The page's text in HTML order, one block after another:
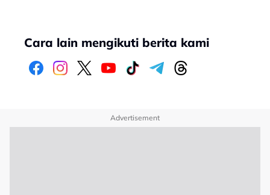
Cara lain mengikuti berita kami
Advertisement